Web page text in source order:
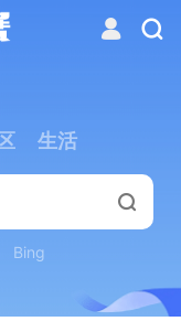
生活
Bing